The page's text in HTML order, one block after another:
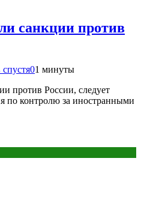
санкции против
спустя01 минуты
против России, следует
по контролю за иностранными